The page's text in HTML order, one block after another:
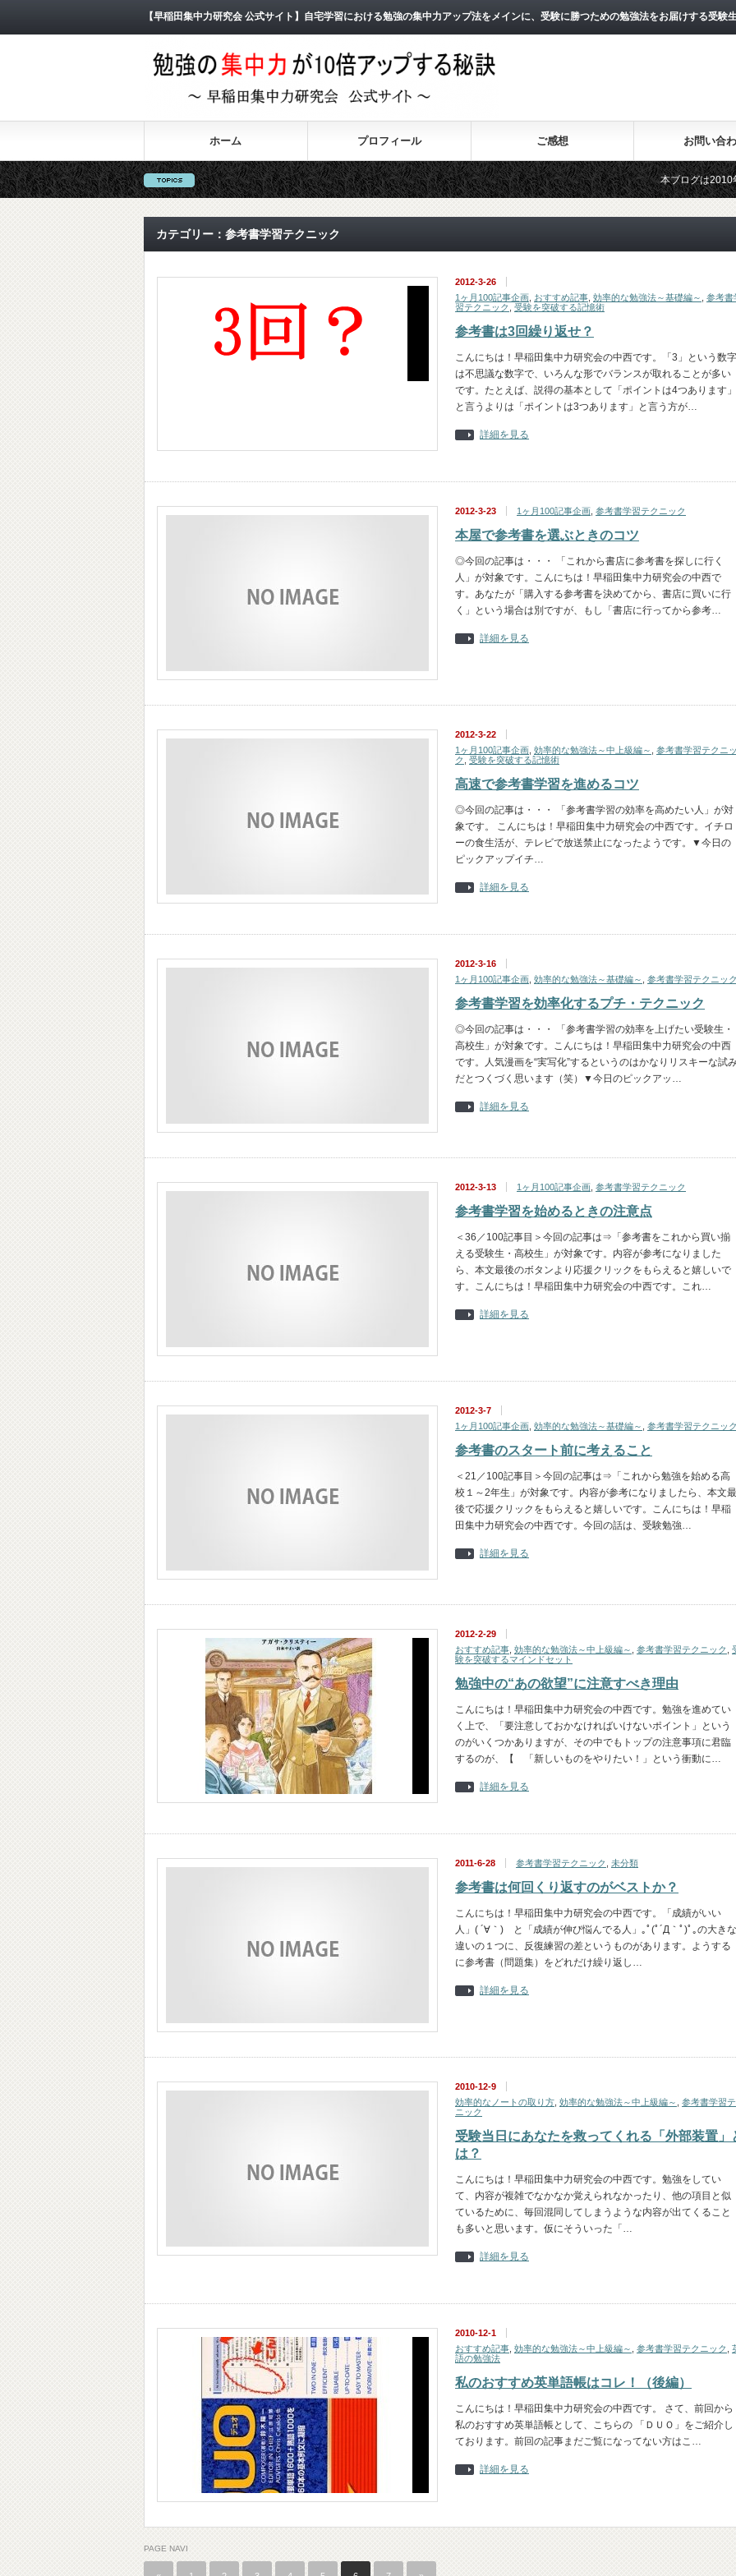
【早稲田集中力研究会 公式サイト】自宅学習における勉強の集中力アップ法をメインに、受験に勝つための勉強法をお届けする受験
ホーム プロフィール ご感想 お問い合
本ブログは2010年8月より
2011年3月よりスタートし
カテゴリー：参考書学習テクニック
2012-3-26
1ヶ月100記事企画 おすすめ記事 効率的な勉強法～基礎編～
参考書
習テクニック
受験を突破する記憶術
参考書は3回繰り返せ？
こんにちは！早稲田集中力研究会の中西です。「3」という数字
は不思議な数字で、いろんな形でバランスが取れることが多い
です。たとえば、説得の基本として「ポイントは4つあります」
と言うよりは「ポイントは3つあります」と言う方が…
詳細を見る
2012-3-23 1ヶ月100記事企画 参考書学習テクニック
本屋で参考書を選ぶときのコツ
◎今回の記事は・・・ 「これから書店に参考書を探しに行く
人」が対象です。こんにちは！早稲田集中力研究会の中西で
す。あなたが「購入する参考書を決めてから、書店に買いに行
く」という場合は別ですが、もし「書店に行ってから参考…
詳細を見る
2012-3-22
1ヶ月100記事企画 効率的な勉強法～中上級編～
参考書学習テクニ
ク
受験を突破する記憶術
高速で参考書学習を進めるコツ
◎今回の記事は・・・ 「参考書学習の効率を高めたい人」が対
象です。 こんにちは！早稲田集中力研究会の中西です。イチロ
ーの食生活が、テレビで放送禁止になったようです。▼今日の
ピックアップイチ…
詳細を見る
2012-3-16
1ヶ月100記事企画 効率的な勉強法～基礎編～ 参考書学習テクニッ
参考書学習を効率化するプチ・テクニック
◎今回の記事は・・・ 「参考書学習の効率を上げたい受験生・
高校生」が対象です。こんにちは！早稲田集中力研究会の中西
です。人気漫画を“実写化”するというのはかなりリスキーな試
だとつくづく思います（笑）▼今日のピックアッ…
詳細を見る
2012-3-13 1ヶ月100記事企画 参考書学習テクニック
参考書学習を始めるときの注意点
＜36／100記事目＞今回の記事は⇒「参考書をこれから買い揃
える受験生・高校生」が対象です。内容が参考になりました
ら、本文最後のボタンより応援クリックをもらえると嬉しいで
す。こんにちは！早稲田集中力研究会の中西です。これ…
詳細を見る
2012-3-7
1ヶ月100記事企画 効率的な勉強法～基礎編～ 参考書学習テクニッ
参考書のスタート前に考えること
＜21／100記事目＞今回の記事は⇒「これから勉強を始める高
校１～2年生」が対象です。内容が参考になりましたら、本文最
後で応援クリックをもらえると嬉しいです。こんにちは！早稲
田集中力研究会の中西です。今回の話は、受験勉強…
詳細を見る
2012-2-29
おすすめ記事 効率的な勉強法～中上級編～ 参考書学習テクニック
験を突破するマインドセット
勉強中の“あの欲望”に注意すべき理由
こんにちは！早稲田集中力研究会の中西です。勉強を進めてい
く上で、「要注意しておかなければいけないポイント」という
のがいくつかありますが、その中でもトップの注意事項に君臨
するのが、【 「新しいものをやりたい！」という衝動に…
詳細を見る
2011-6-28 参考書学習テクニック 未分類
参考書は何回くり返すのがベストか？
こんにちは！早稲田集中力研究会の中西です。「成績がいい
人」( ´∀｀) と「成績が伸び悩んでる人」｡ﾟ(ﾟ´Д｀ﾟ)ﾟ｡の大きな
違いの１つに、反復練習の差というものがあります。ようする
に参考書（問題集）をどれだけ繰り返し…
詳細を見る
2010-12-9
効率的なノートの取り方 効率的な勉強法～中上級編～
参考書学習
ニック
受験当日にあなたを救ってくれる「外部装置」
は？
こんにちは！早稲田集中力研究会の中西です。勉強をしてい
て、内容が複雑でなかなか覚えられなかったり、他の項目と似
ているために、毎回混同してしまうような内容が出てくること
も多いと思います。仮にそういった「…
詳細を見る
2010-12-1
おすすめ記事 効率的な勉強法～中上級編～ 参考書学習テクニック
語の勉強法
私のおすすめ英単語帳はコレ！（後編）
こんにちは！早稲田集中力研究会の中西です。 さて、前回から
私のおすすめ英単語帳として、こちらの 「ＤＵＯ」をご紹介し
ております。前回の記事まだご覧になってない方はこ…
詳細を見る
PAGE NAVI